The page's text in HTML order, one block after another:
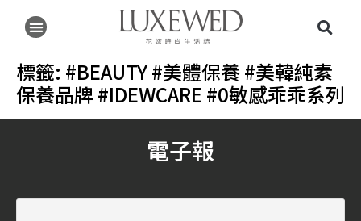
標籤: #BEAUTY #美體保養 #美韓純素
保養品牌 #IDEWCARE #0敏感乖乖系列
電子報